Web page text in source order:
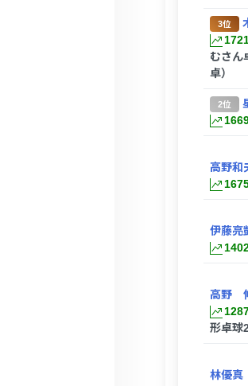
3位
むさん
卓）
2位
高野和
伊藤亮
高野
形卓球
林優真